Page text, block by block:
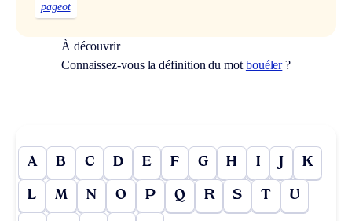
pageot
À découvrir
Connaissez-vous la définition du mot bouéler?
A B C D E F G H I J K
L M N O P Q R S T U